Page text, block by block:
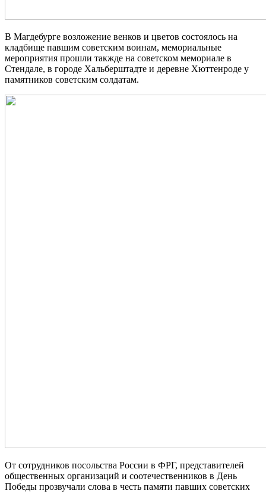
В Магдебурге возложение венков и цветов состоялось на
кладбище павшим советским воинам, мемориальные
мероприятия прошли такжде на советском мемориале в
Стендале, в городе Хальберштадте и деревне Хюттенроде у
памятников советским солдатам.
От сотрудников посольства России в ФРГ, представителей
общественных организаций и соотечественников в День
Победы прозвучали слова в честь памяти павших советских